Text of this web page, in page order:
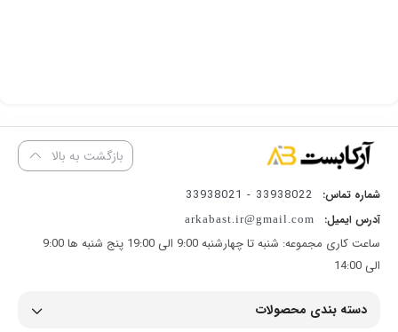
بازگشت به بالا
شماره تماس: 33938022 - 33938021
آدرس ایمیل: arkabast.ir@gmail.com
ساعت کاری مجموعه: شنبه تا چهارشنبه 9:00 الی 19:00 پنج شنبه ها 9:00
الی 14:00
دسته بندی محصولات